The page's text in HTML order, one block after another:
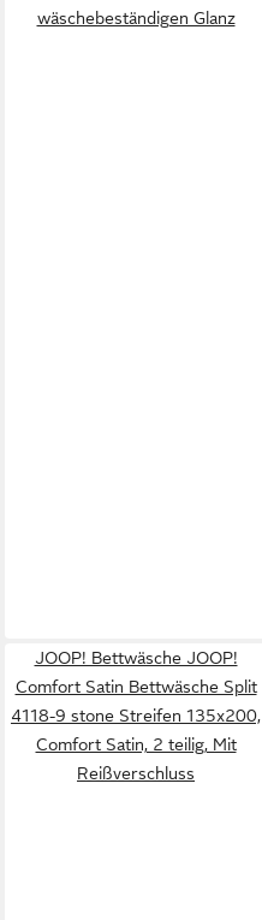
wäschebeständigen Glanz
JOOP! Bettwäsche JOOP!
Comfort Satin Bettwäsche Split
4118-9 stone Streifen 135x200,
Comfort Satin, 2 teilig, Mit
Reißverschluss